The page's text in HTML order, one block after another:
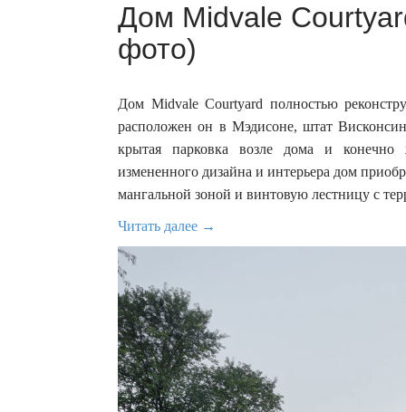
Дом Midvale
фото)
Дом Midvale Courtyard полностью
расположен он в Мэдисоне, штат
крытая парковка возле дома и
измененного дизайна и интерьера дом
мангальной зоной и винтовую лестницу с
Читать далее →